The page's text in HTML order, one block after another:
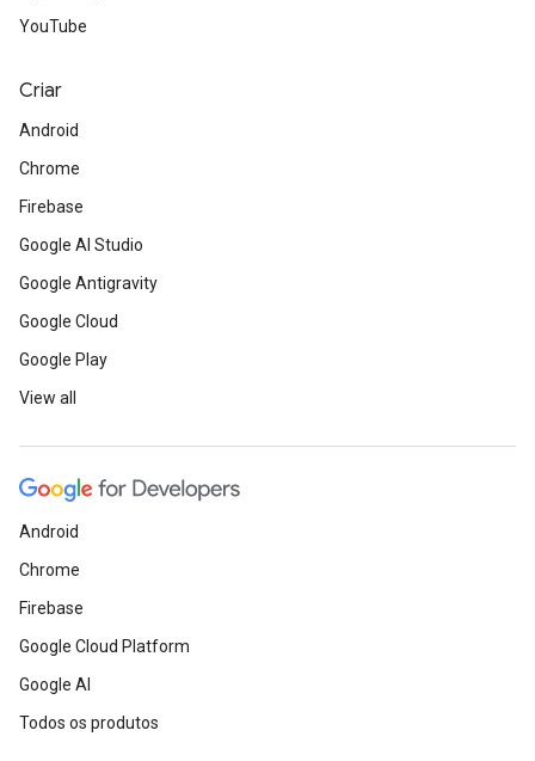
YouTube
Criar
Android
Chrome
Firebase
Google AI Studio
Google Antigravity
Google Cloud
Google Play
View all
Android
Chrome
Firebase
Google Cloud Platform
Google AI
Todos os produtos